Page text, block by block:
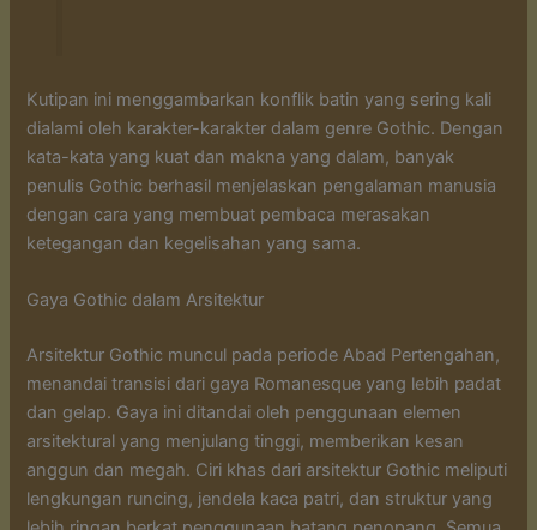
Kutipan ini menggambarkan konflik batin yang sering kali
dialami oleh karakter-karakter dalam genre Gothic. Dengan
kata-kata yang kuat dan makna yang dalam, banyak
penulis Gothic berhasil menjelaskan pengalaman manusia
dengan cara yang membuat pembaca merasakan
ketegangan dan kegelisahan yang sama.
Gaya Gothic dalam Arsitektur
Arsitektur Gothic muncul pada periode Abad Pertengahan,
menandai transisi dari gaya Romanesque yang lebih padat
dan gelap. Gaya ini ditandai oleh penggunaan elemen
arsitektural yang menjulang tinggi, memberikan kesan
anggun dan megah. Ciri khas dari arsitektur Gothic meliputi
lengkungan runcing, jendela kaca patri, dan struktur yang